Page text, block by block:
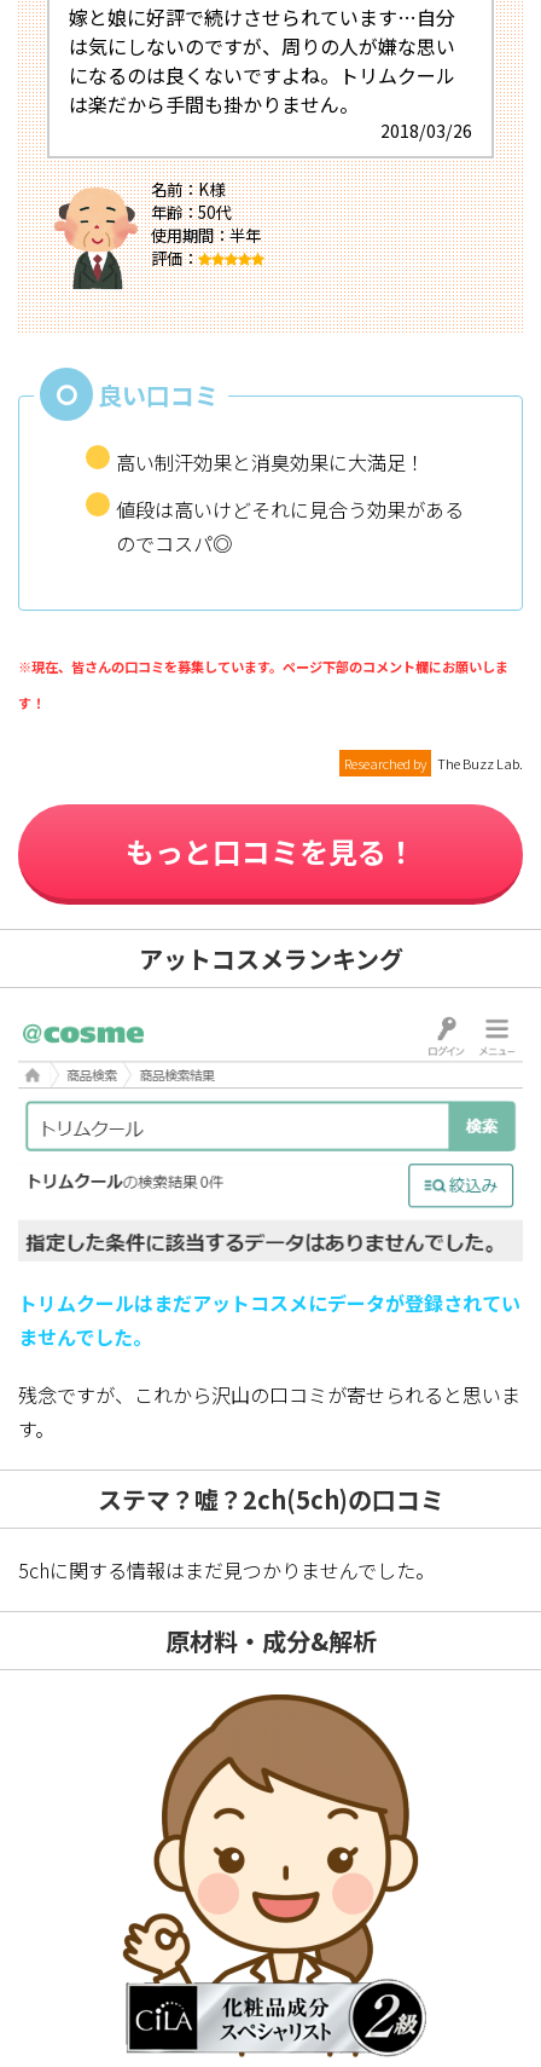
嫁と娘に好評で続けさせられています…自分
は気にしないのですが、周りの人が嫌な思い
になるのは良くないですよね。トリムクール
は楽だから手間も掛かりません。
2018/03/26
名前：K様
年齢：50代
使用期間：半年
評価：
高い制汗効果と消臭効果に大満足！
値段は高いけどそれに見合う効果がある
のでコスパ◎
※現在、皆さんの口コミを募集しています。ページ下部のコメント欄にお願いしま
す！
Researched by The Buzz Lab.
もっと口コミを見る！
アットコスメランキング
トリムクールはまだアットコスメにデータが登録されてい
ませんでした。
残念ですが、これから沢山の口コミが寄せられると思いま
す。
ステマ？嘘？2ch(5ch)の口コミ
5chに関する情報はまだ見つかりませんでした。
原材料・成分&解析